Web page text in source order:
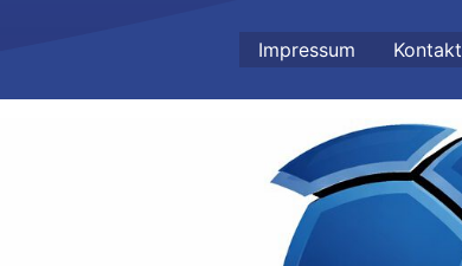
Impressum Kontakt